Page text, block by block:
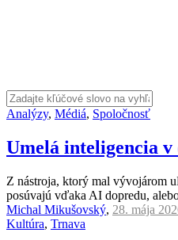
Analýzy, Médiá, Spoločnosť
Umelá inteligencia
Z nástroja, ktorý mal vývojárom
posúvajú vďaka AI dopredu,
Michal Mikušovský, 28. mája
Kultúra, Trnava